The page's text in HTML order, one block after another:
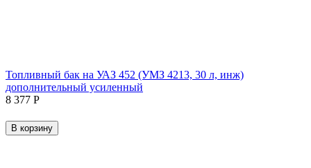
Топливный бак на УАЗ 452 (УМЗ 4213, 30 л, инж)
дополнительный усиленный
8 377 Р
В корзину